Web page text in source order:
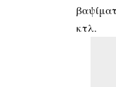
κτλ.